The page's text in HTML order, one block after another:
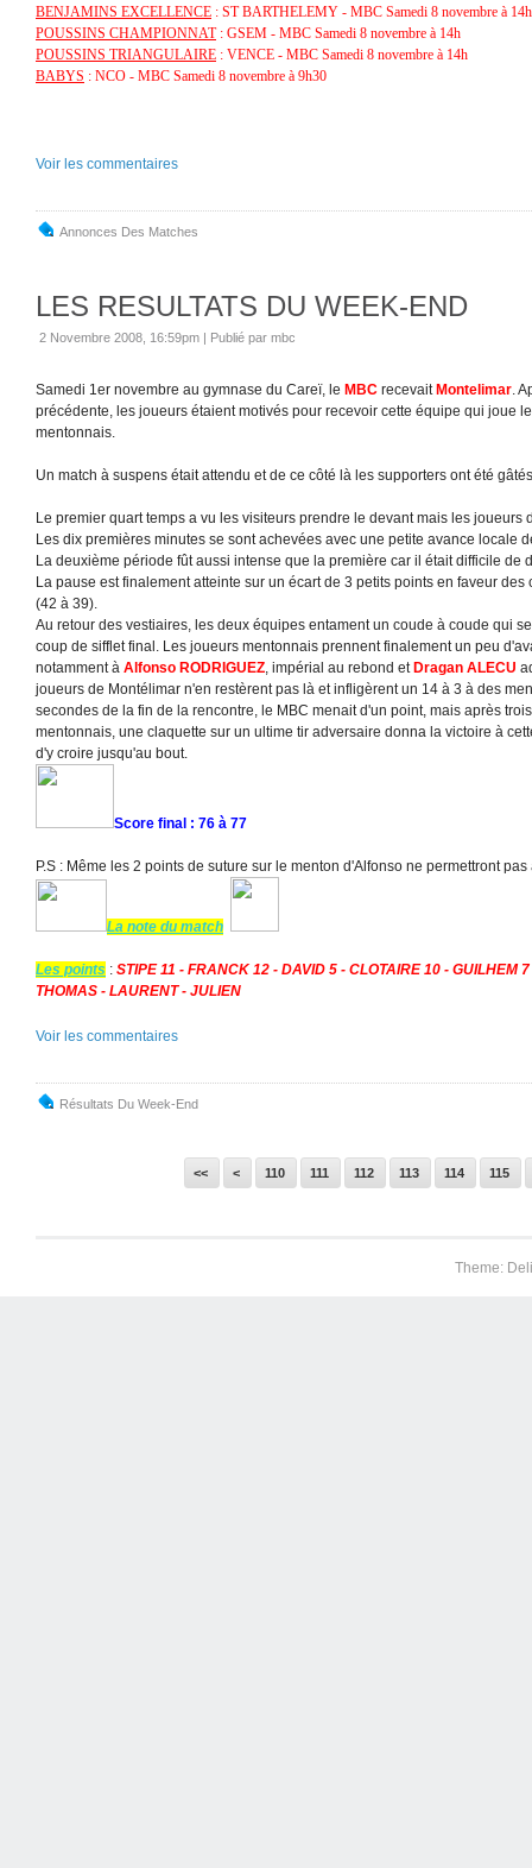
BENJAMINS EXCELLENCE : ST BARTHELEMY - MBC Samedi 8 novembre à 14h
POUSSINS CHAMPIONNAT: GSEM - MBC Samedi 8 novembre à 14h
POUSSINS TRIANGULAIRE : VENCE - MBC Samedi 8 novembre à 14h
BABYS : NCO - MBC Samedi 8 novembre à 9h30
Voir les commentaires
Annonces Des Matches
LES RESULTATS DU WEEK-END
2 Novembre 2008, 16:59pm | Publié par mbc
Samedi 1er novembre au gymnase du Careï, le MBC recevaitMontelimar.
précédente, les joueurs étaient motivés pour recevoir cette équipe qui joue
mentonnais.
Un match à suspens était attendu et de ce côté là les supporters ont été
Le premier quart temps a vu les visiteurs prendre le devant mais les joueurs
Les dix premières minutes se sont achevées avec une petite avance locale
La deuxième période fût aussi intense que la première car il était difficile de
La pause est finalement atteinte sur un écart de 3 petits points en faveur
(42 à 39).
Au retour des vestiaires, les deux équipes entament un coude à coude qui
coup de sifflet final. Les joueurs mentonnais prennent finalement un peu
notamment à Alfonso RODRIGUEZ, impérial au rebond etDragan ALECU
joueurs de Montélimar n'en restèrent pas là et infligèrent un 14 à 3 à des
secondes de la fin de la rencontre, le MBC menait d'un point, mais après
mentonnais, une claquette sur un ultime tir adversaire donna la victoire à
d'y croire jusqu'au bout.
Score final : 76 à 77
P.S : Même les 2 points de suture sur le menton d'Alfonso ne permettront
La note du match
Les points : STIPE 11 - FRANCK 12 - DAVID 5 - CLOTAIRE 10 -
THOMAS - LAURENT - JULIEN
Voir les commentaires
Résultats Du Week-End
<< < 100
110 111 112 113 114 115
Theme: